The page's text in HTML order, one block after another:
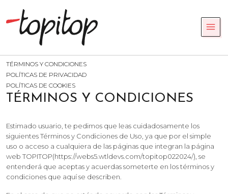
Legal
TÉRMINOS Y CONDICIONES
POLÍTICAS DE PRIVACIDAD
POLÍTICAS DE COOKIES
TÉRMINOS Y CONDICIONES
Estimado usuario, te pedimos que leas cuidadosamente los
siguientes Términos y Condiciones de Uso, ya que por el simple
uso o acceso a cualquiera de las páginas que integran la página
web TOPITOP(https://webs5.wtldevs.com/topitop022024/), se
entenderá que aceptas y acuerdas someterte en los términos y
condiciones que aquí se describen.